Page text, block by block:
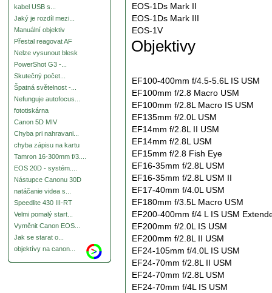
kabel USB s...
Jaký je rozdíl mezi...
Manuální objektiv
Přestal reagovat AF
Nelze vysunout blesk
PowerShot G3 -...
Skutečný počet...
Špatná světelnost -...
Nefunguje autofocus...
fototiskárna
Canon 5D MIV
Chyba pri nahravani...
chyba zápisu na kartu
Tamron 16-300mm f/3....
EOS 20D - systém....
Nástupce Canonu 30D
natáčanie videa s...
Speedlite 430 III-RT
Velmi pomalý start...
Vyměnit Canon EOS...
Jak se starat o...
objektívy na canon...
EOS-1Ds Mark II
EOS-1Ds Mark III
EOS-1V
Objektivy
EF100-400mm f/4.5-5.6L IS USM
EF100mm f/2.8 Macro USM
EF100mm f/2.8L Macro IS USM
EF135mm f/2.0L USM
EF14mm f/2.8L II USM
EF14mm f/2.8L USM
EF15mm f/2.8 Fish Eye
EF16-35mm f/2.8L USM
EF16-35mm f/2.8L USM II
EF17-40mm f/4.0L USM
EF180mm f/3.5L Macro USM
EF200-400mm f/4 L IS USM
EF200mm f/2.0L IS USM
EF200mm f/2.8L II USM
EF24-105mm f/4.0L IS USM
EF24-70mm f/2.8L II USM
EF24-70mm f/2.8L USM
EF24-70mm f/4L IS USM